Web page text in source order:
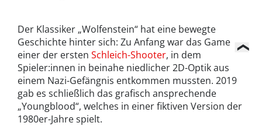
Der Klassiker „Wolfenstein“ hat eine bewegte
Geschichte hinter sich: Zu Anfang war das Game
einer der ersten Schleich-Shooter, in dem
Spieler:innen in beinahe niedlicher 2D-Optik aus
einem Nazi-Gefängnis entkommen mussten. 2019
gab es schließlich das grafisch ansprechende
„Youngblood“, welches in einer fiktiven Version der
1980er-Jahre spielt.